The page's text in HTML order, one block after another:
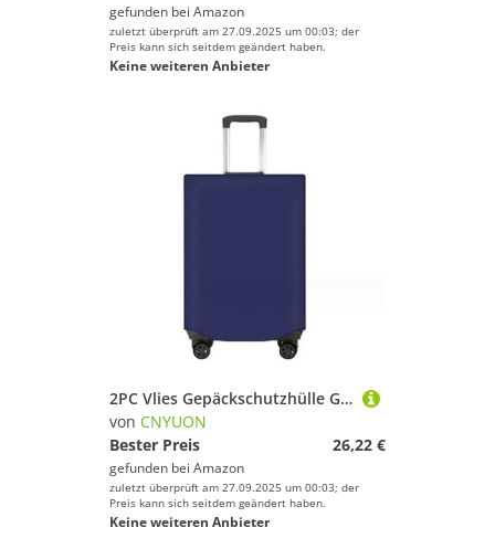
gefunden bei Amazon
zuletzt überprüft am 27.09.2025 um 00:03; der
Preis kann sich seitdem geändert haben.
Keine weiteren Anbieter
2PC Vlies Gepäckschutzhülle Gepäckabdeckung Staubdicht Trolley Koffer Verschleißfest Anti-Kratzer(Blue,30 inch)
von CNYUON
Bester Preis
26,22 €
gefunden bei Amazon
zuletzt überprüft am 27.09.2025 um 00:03; der
Preis kann sich seitdem geändert haben.
Keine weiteren Anbieter